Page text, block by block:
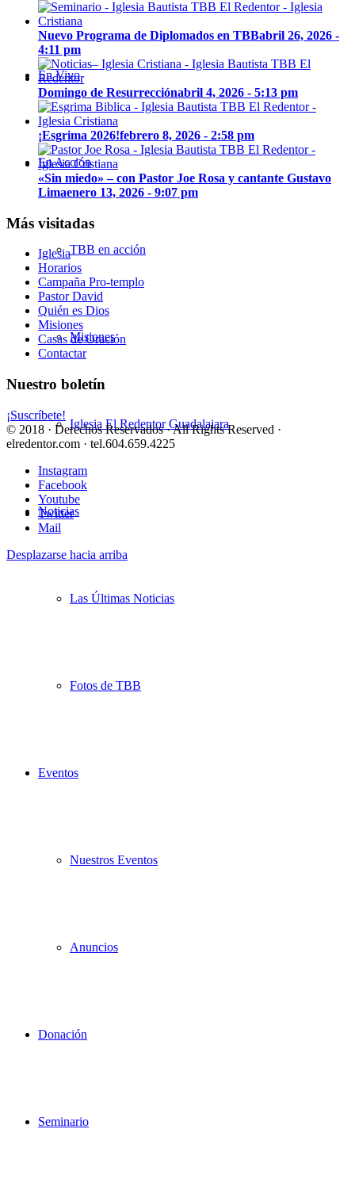
En Vivo
En Acción
TBB en acción
Misiones
Iglesia El Redentor Guadalajara
Noticias
Las Últimas Noticias
Fotos de TBB
Eventos
Nuestros Eventos
Anuncios
Donación
Seminario
Nuevo Programa de Diplomados en TBBabril 26, 2026 -
4:11 pm
Domingo de Resurrecciónabril 4, 2026 - 5:13 pm
¡Esgrima 2026!febrero 8, 2026 - 2:58 pm
«Sin miedo» – con Pastor Joe Rosa y cantante Gustavo
Limaenero 13, 2026 - 9:07 pm
Más visitadas
Iglesia
Horarios
Campaña Pro-templo
Pastor David
Quién es Dios
Misiones
Casas de Oración
Contactar
Nuestro boletín
¡Suscríbete!
© 2018 · Derechos Reservados · All Rights Reserved ·
elredentor.com · tel.604.659.4225
Instagram
Facebook
Youtube
Twitter
Mail
Desplazarse hacia arriba